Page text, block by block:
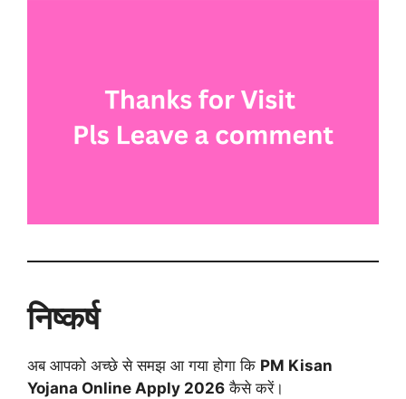
निष्कर्ष
अब आपको अच्छे से समझ आ गया होगा कि PM Kisan
Yojana Online Apply 2026 कैसे करें।